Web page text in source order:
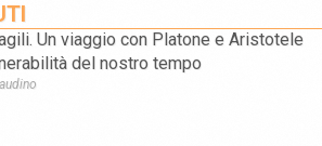
Un viaggio con Platone e Aristotele
del nostro tempo